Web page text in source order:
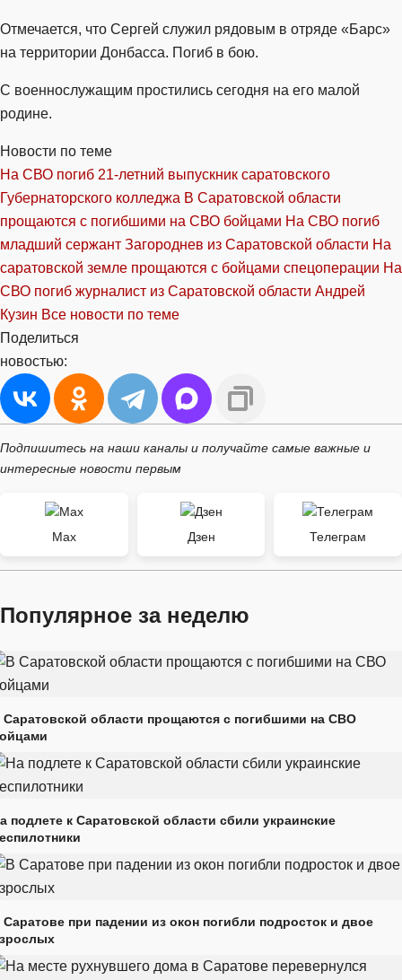
Отмечается, что Сергей служил рядовым в отряде «Барс»
на территории Донбасса. Погиб в бою.
С военнослужащим простились сегодня на его малой
родине.
Новости по теме
На СВО погиб 21-летний выпускник саратовского
Губернаторского колледжа В Саратовской области
прощаются с погибшими на СВО бойцами На СВО погиб
младший сержант Загороднев из Саратовской области На
саратовской земле прощаются с бойцами спецоперации На
СВО погиб журналист из Саратовской области Андрей
Кузин Все новости по теме
Поделиться
новостью:
Подпишитесь на наши каналы и получайте самые важные и
интересные новости первым
Max Дзен Телеграм
Популярное за неделю
Саратовской области прощаются с погибшими на СВО
подлете к Саратовской области сбили украинские
Саратове при падении из окон погибли подросток и двое